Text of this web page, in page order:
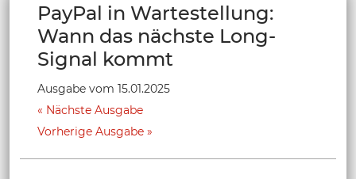
PayPal in Wartestellung:
Wann das nächste Long-
Signal kommt
Ausgabe vom 15.01.2025
Nächste Ausgabe
Vorherige Ausgabe